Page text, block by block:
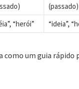
(passado)
“herói” “ideia”,
como um guia rápido